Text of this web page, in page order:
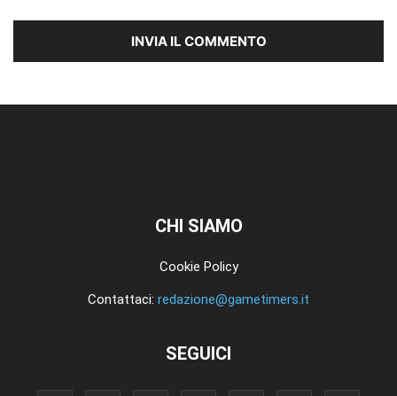
CHI SIAMO
Cookie Policy
Contattaci: redazione@gametimers.it
SEGUICI